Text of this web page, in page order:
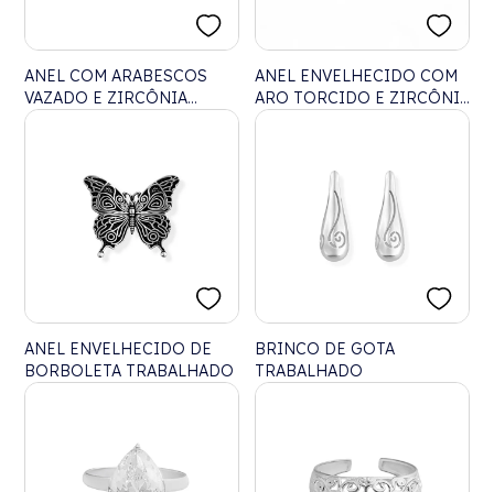
ANEL COM ARABESCOS
VAZADO E ZIRCÔNIA
NAVETE
ANEL ENVELHECIDO COM
ARO TORCIDO E ZIRCÔNIA
CRISTAL AJUSTÁVEL
ANEL ENVELHECIDO DE
BORBOLETA TRABALHADO
BRINCO DE GOTA
TRABALHADO